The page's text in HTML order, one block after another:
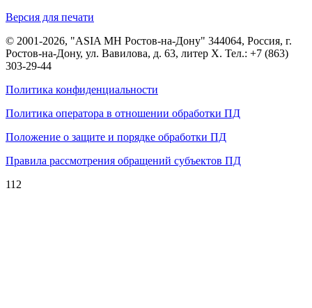
Версия для печати
© 2001-2026, "ASIA MH Ростов-на-Дону" 344064, Россия, г.
Ростов-на-Дону, ул. Вавилова, д. 63, литер Х. Тел.: +7 (863)
303-29-44
Политика конфиденциальности
Политика оператора в отношении обработки ПД
Положение о защите и порядке обработки ПД
Правила рассмотрения обращений субъектов ПД
112